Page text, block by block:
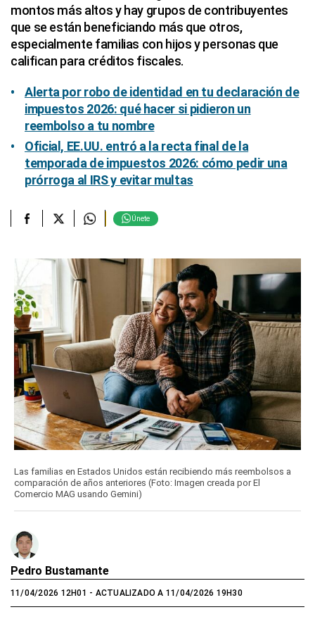
montos más altos y hay grupos de contribuyentes
que se están beneficiando más que otros,
especialmente familias con hijos y personas que
califican para créditos fiscales.
Alerta por robo de identidad en tu declaración de
impuestos 2026: qué hacer si pidieron un
reembolso a tu nombre
Oficial, EE.UU. entró a la recta final de la
temporada de impuestos 2026: cómo pedir una
prórroga al IRS y evitar multas
Únete
Las familias en Estados Unidos están recibiendo más reembolsos a
comparación de años anteriores (Foto: Imagen creada por El
Comercio MAG usando Gemini)
Pedro Bustamante
11/04/2026 12H01 - ACTUALIZADO A 11/04/2026 19H30